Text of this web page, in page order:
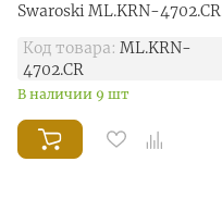
Swaroski ML.KRN-4702.CR
Код товара: ML.KRN-
4702.CR
В наличии 9 шт